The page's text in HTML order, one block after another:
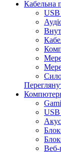
Кабельна
USB
USB
Веб-